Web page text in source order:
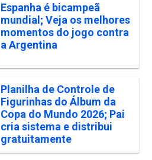
Espanha é bicampeã
mundial; Veja os melhores
momentos do jogo contra
a Argentina
Planilha de Controle de
Figurinhas do Álbum da
Copa do Mundo 2026; Pai
cria sistema e distribui
gratuitamente